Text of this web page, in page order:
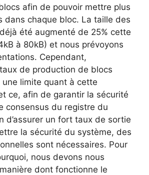
afin de pouvoir mettre plus
dans chaque bloc. La taille des
été augmenté de 25% cette
à 80kB) et nous prévoyons
Cependant,
de production de blocs
limite quant à cette
ce, afin de garantir la sécurité
consensus du registre du
d’assurer un fort taux de sortie
la sécurité du système, des
sont nécessaires. Pour
nous devons nous
dont fonctionne le